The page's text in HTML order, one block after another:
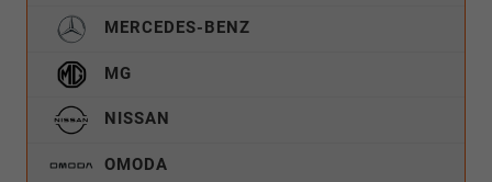
MERCEDES-BENZ
MG
NISSAN
OMODA